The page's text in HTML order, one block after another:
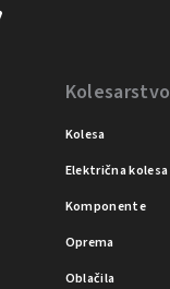
Kolesarstvo
Kolesa
Električna kolesa
Komponente
Oprema
Oblačila